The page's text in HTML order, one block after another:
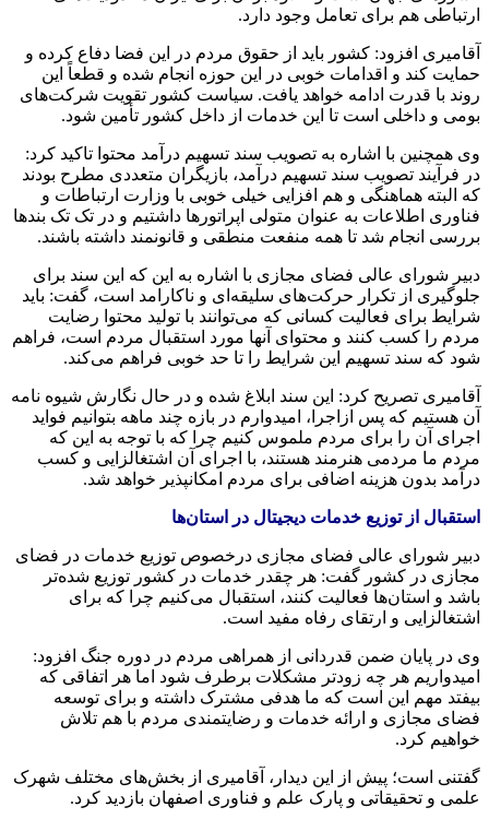
ارتباطی هم برای تعامل وجود دارد.
آقامیری افزود: کشور باید از حقوق مردم در این فضا دفاع کرده و
حمایت کند و اقدامات خوبی در این حوزه انجام شده و قطعاً این
روند با قدرت ادامه خواهد یافت. سیاست کشور تقویت شرکت‌های
بومی و داخلی است تا این خدمات از داخل کشور تأمین شود.
وی همچنین با اشاره به تصویب سند تسهیم درآمد محتوا تاکید کرد:
در فرآیند تصویب سند تسهیم درآمد، بازیگران متعددی مطرح بودند
که البته هماهنگی و هم افزایی خیلی خوبی با وزارت ارتباطات و
فناوری اطلاعات به عنوان متولی اپراتورها داشتیم و در تک تک بندها
بررسی انجام شد تا همه منفعت منطقی و قانونمند داشته باشند.
دبیر شورای عالی فضای مجازی با اشاره به این که این سند برای
جلوگیری از تکرار حرکت‌های سلیقه‌ای و ناکارامد است، گفت: باید
شرایط برای فعالیت کسانی که می‌توانند با تولید محتوا رضایت
مردم را کسب کنند و محتوای آنها مورد استقبال مردم است، فراهم
شود که سند تسهیم این شرایط را تا حد خوبی فراهم می‌کند.
آقامیری تصریح کرد: این سند ابلاغ شده و در حال نگارش شیوه نامه
آن هستیم که پس ازاجرا، امیدوارم در بازه چند ماهه بتوانیم فواید
اجرای آن را برای مردم ملموس کنیم چرا که با توجه به این که
مردم ما مردمی هنرمند هستند، با اجرای آن اشتغالزایی و کسب
درآمد بدون هزینه اضافی برای مردم امکانپذیر خواهد شد.
استقبال از توزیع خدمات دیجیتال در استان‌ها
دبیر شورای عالی فضای مجازی درخصوص توزیع خدمات در فضای
مجازی در کشور گفت: هر چقدر خدمات در کشور توزیع شده‌تر
باشد و استان‌ها فعالیت کنند، استقبال می‌کنیم چرا که برای
اشتغالزایی و ارتقای رفاه مفید است.
وی در پایان ضمن قدردانی از همراهی مردم در دوره جنگ افزود:
امیدواریم هر چه زودتر مشکلات برطرف شود اما هر اتفاقی که
بیفتد مهم این است که ما هدفی مشترک داشته و برای توسعه
فضای مجازی و ارائه خدمات و رضایتمندی مردم با هم تلاش
خواهیم کرد.
گفتنی است؛ پیش از این دیدار، آقامیری از بخش‌های مختلف شهرک
علمی و تحقیقاتی و پارک علم و فناوری اصفهان بازدید کرد.